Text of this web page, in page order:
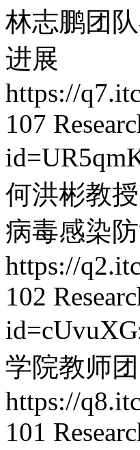
林志鹏团
进展
https://
107
何洪彬教
病毒感染
https://
102
学院教师
https://
101